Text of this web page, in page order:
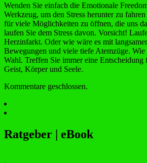
Wenden Sie einfach die Emotionale
Werkzeug, um den Stress herunter zu
für viele Möglichkeiten zu öffnen, die uns
laufen Sie dem Stress davon. Vorsicht!
Herzinfarkt. Oder wie wäre es mit
Bewegungen und viele tiefe Atemzüge. Wie
Wahl. Treffen Sie immer eine
Geist, Körper und Seele.
Kommentare geschlossen.
Ratgeber | eBook